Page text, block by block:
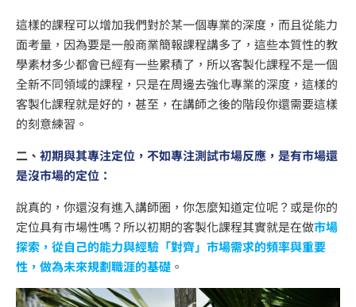
這樣的課程可以增加我們對於某一個專業的深度，而且從能力
面考量，因為要是一般商業簡報課程講多了，這些本質性的教
學素材多少都會已經有一些累積了，所以客製化課程不是一個
全新不同領域的課程，只是在周邊去強化專業的深度，這樣的
客製化課程就是好的，甚至，在講師之後的階段你還需要這樣
的刻意練習。
二、 初期與其專注定位，不如專注測試市場反應，是有市場還
是沒市場的定位：
說真的，你還沒有進入講師圈，你怎麼知道定位呢？或是你的
定位具有市場性嗎？所以初期的客製化課程其實就是在做市場
探索，從自己的能力與經驗「對齊」市場需求的頻率與重要
性，做為未來規劃職涯的基礎 。